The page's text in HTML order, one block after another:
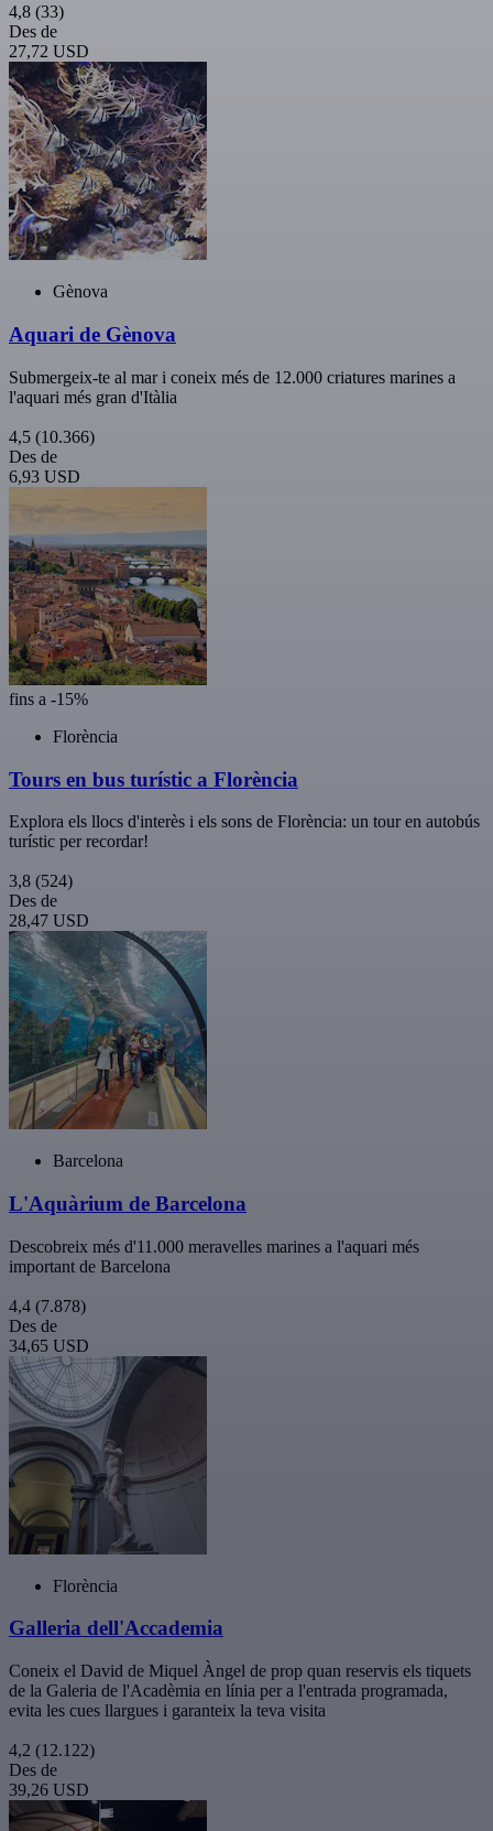
4,8 (33)
Des de
27,72 USD
Gènova
Aquari de Gènova
Submergeix-te al mar i coneix més de 12.000 criatures marines a
l'aquari més gran d'Itàlia
4,5 (10.366)
Des de
6,93 USD
fins a -15%
Florència
Tours en bus turístic a Florència
Explora els llocs d'interès i els sons de Florència: un tour en autobús
turístic per recordar!
3,8 (524)
Des de
28,47 USD
Barcelona
L'Aquàrium de Barcelona
Descobreix més d'11.000 meravelles marines a l'aquari més
important de Barcelona
4,4 (7.878)
Des de
34,65 USD
Florència
Galleria dell'Accademia
Coneix el David de Miquel Àngel de prop quan reservis els tiquets
de la Galeria de l'Acadèmia en línia per a l'entrada programada,
evita les cues llargues i garanteix la teva visita
4,2 (12.122)
Des de
39,26 USD